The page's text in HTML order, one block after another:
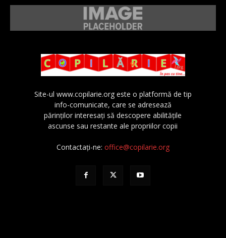
Site-ul www.copilarie.org este o platformă de tip
info-comunicate, care se adresează
părinţilor interesaţi să descopere abilităţile
ascunse sau restante ale propriilor copii
Contactați-ne: office@copilarie.org